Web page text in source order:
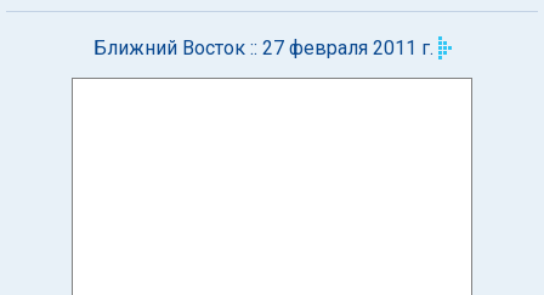
Ближний Восток :: 27 февраля 2011 г.